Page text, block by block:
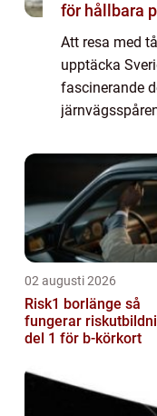
för hållbara
Att resa med
upptäcka
fascinerande
02 augusti 2026
Risk1 borlänge så
fungerar
del 1 för b-körkort